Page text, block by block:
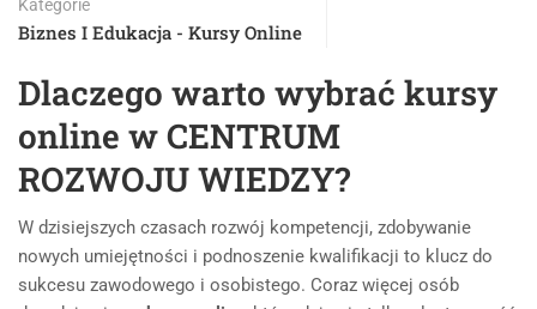
Kategorie
Biznes I Edukacja - Kursy Online
Dlaczego warto wybrać kursy
online wCENTRUM
ROZWOJU WIEDZY?
W dzisiejszych czasach rozwój kompetencji, zdobywanie
nowych umiejętności i podnoszenie kwalifikacji to klucz do
sukcesu zawodowego i osobistego. Coraz więcej osób